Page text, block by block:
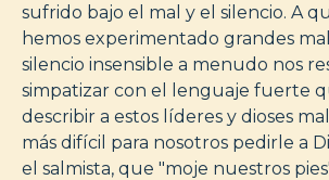
sufrido bajo el mal y el silencio. A
hemos experimentado grandes
silencio insensible a menudo nos
simpatizar con el lenguaje fuerte
describir a estos líderes y dioses
más difícil para nosotros pedirle a
el salmista, que "moje nuestros